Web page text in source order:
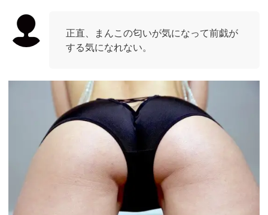
正直、まんこの匂いが気になって前戯が
する気になれない。